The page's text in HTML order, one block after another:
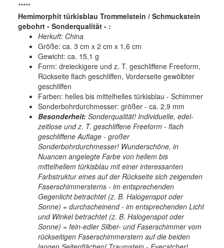
*****
Hemimorphit türkisblau Trommelstein / Schmuckstein
gebohrt - Sonderqualität - :
Herkuft: China
Größe: ca. 3 cm x 2 cm x 1,6 cm
Gewicht: ca. 15,1 g
Form: dreieckigere und z. T. geschliffene Freeform,
Rückseite flach geschliffen, Vorderseite gewölbter
geschliffen
Farben: helles bis mittelhelles türkisblau - Schimmer
Sonderbohrdurchmesser: größer - ca. 2,9 mm
Besonderheit: Sonderqualität! Individuelle, edel-
zeitlose und z. T. geschliffene Freeform - flach
geschliffene Auflage - großer
Sonderbohrdurchmesser! Wunderschöne, in
Nuancen angelegte Farbe von hellem bis
mittelhellem türkisblau mit einer interessanten
Farbstruktur eines auf der Rückseite sich zeigenden
Faserschimmersterns - im entsprechenden
Gegenlicht betrachtet (z. B. Halogenspot oder
Sonne) = durchscheinend - im entsprechenden Licht
und Winkel betrachtet (z. B. Halogenspot oder
Sonne) = fein-edler Silber- und Faserschimmer vom
rückseitigen Faserschimmerstern auf die beiden